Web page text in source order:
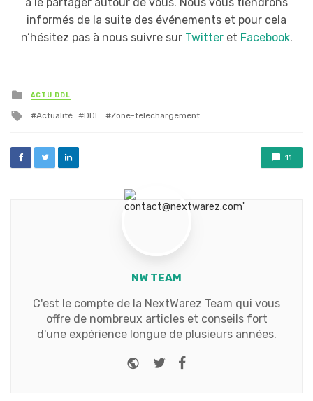
informés de la suite des événements et pour cela
n’hésitez pas à nous suivre sur Twitteret Facebook.
Posted
in
ACTU DDL
Tagged
Actualité DDL Zone-telechargement
11
NW TEAM
C'est le compte de la NextWarez Team qui vous
offre de nombreux articles et conseils fort
d'une expérience longue de plusieurs années.
Website
Twitter